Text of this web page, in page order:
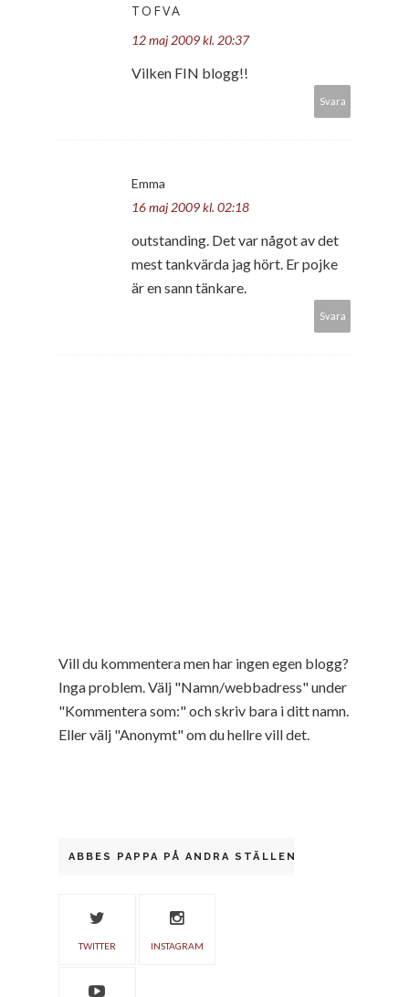
TOFVA
12 maj 2009 kl. 20:37
Vilken FIN blogg!!
Svara
Emma
16 maj 2009 kl. 02:18
outstanding. Det var något av det
mest tankvärda jag hört. Er pojke
är en sann tänkare.
Svara
Vill du kommentera men har ingen egen blogg?
Inga problem. Välj "Namn/webbadress" under
"Kommentera som:" och skriv bara i ditt namn.
Eller välj "Anonymt" om du hellre vill det.
ABBES PAPPA PÅ ANDRA STÄLLEN
TWITTER INSTAGRAM